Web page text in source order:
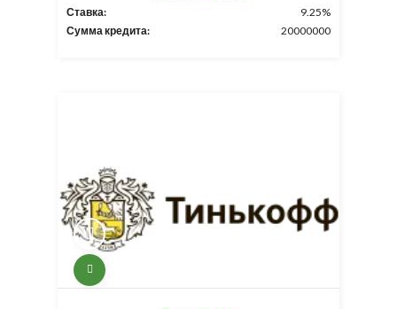
Ставка:
9.25%
Сумма кредита:
20000000